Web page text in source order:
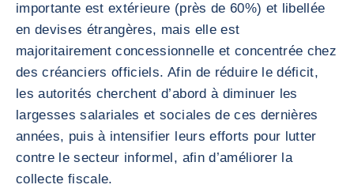
importante est extérieure (près de 60%) et libellée
en devises étrangères, mais elle est
majoritairement concessionnelle et concentrée chez
des créanciers officiels. Afin de réduire le déficit,
les autorités cherchent d’abord à diminuer les
largesses salariales et sociales de ces dernières
années, puis à intensifier leurs efforts pour lutter
contre le secteur informel, afin d’améliorer la
collecte fiscale.